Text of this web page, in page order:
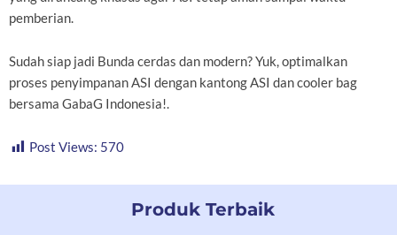
pemberian.
Sudah siap jadi Bunda cerdas dan modern? Yuk, optimalkan
proses penyimpanan ASI dengan kantong ASI dan cooler bag
bersama GabaG Indonesia!.
Post Views: 570
Produk Terbaik